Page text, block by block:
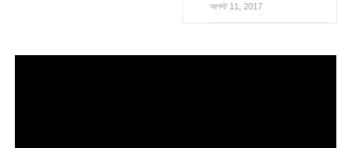
আগস্ট 11, 2017